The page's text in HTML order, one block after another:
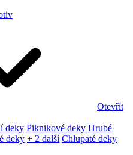
Otevřít
deky Piknikové deky Hrubé
deky + 2 další Chlupaté deky